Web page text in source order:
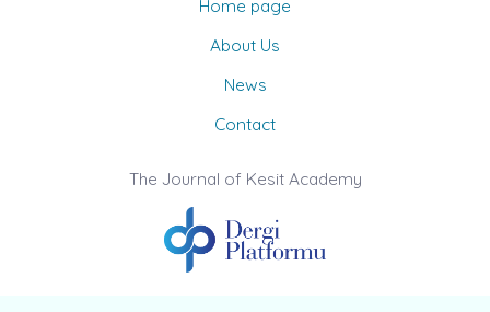
Home page
About Us
News
Contact
The Journal of Kesit Academy